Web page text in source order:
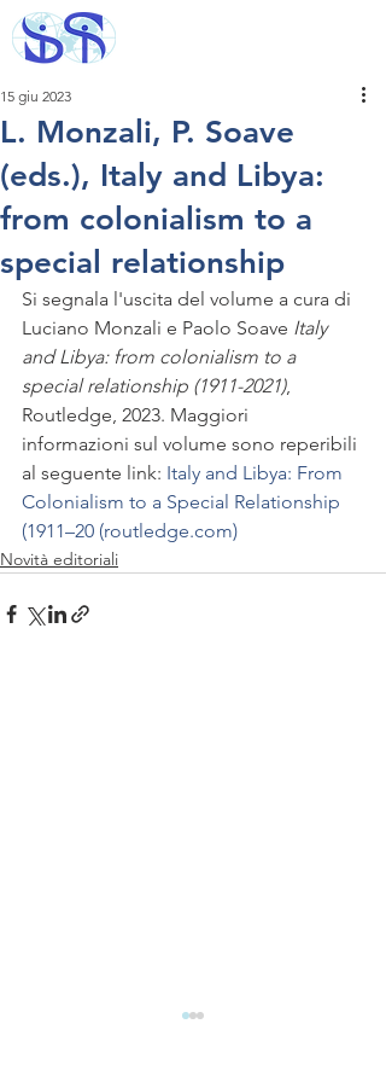
L. Monzali, P. Soave
(eds.), Italy and Libya:
from colonialism to a
special relationship
15 giu 2023
Si segnala l'uscita del volume a cura di
Luciano Monzali e Paolo Soave Italy
and Libya: from colonialism to a
special relationship (1911-2021),
Routledge, 2023. Maggiori
informazioni sul volume sono reperibili
al seguente link: Italy and Libya: From
Colonialism to a Special Relationship
(1911–20 (routledge.com)
Novità editoriali